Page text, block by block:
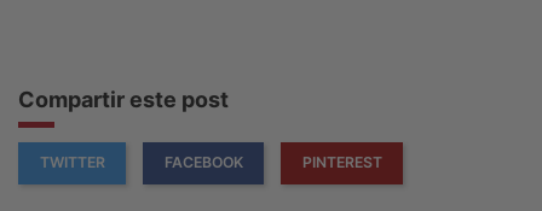
Compartir este post
TWITTER FACEBOOK PINTEREST